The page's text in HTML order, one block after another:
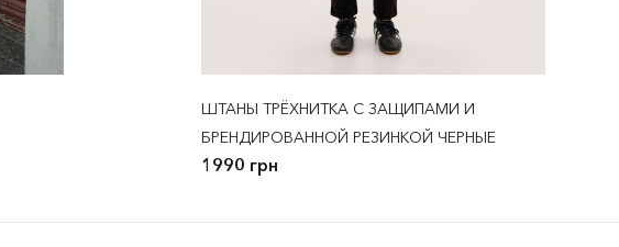
ШТАНЫ ТРЁХНИТКА С ЗАЩИПАМИ И
БРЕНДИРОВАННОЙ РЕЗИНКОЙ ЧЕРНЫЕ
1990 грн